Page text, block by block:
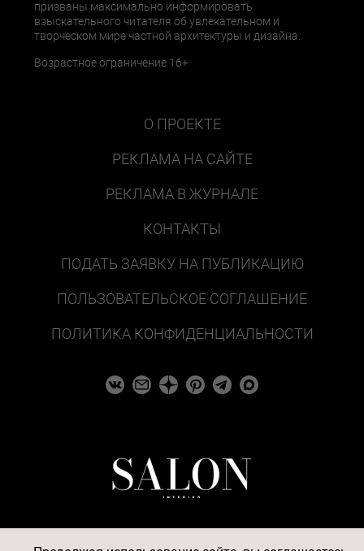
призваны максимально информировать
взыскательного читателя об увлекательном и
творческом мире частной архитектуры и дизайна.
Возрастное ограничение 16+
О ПРОЕКТЕ
РЕКЛАМА НА САЙТЕ
РЕКЛАМА В ЖУРНАЛЕ
КОНТАКТЫ
ПОДАТЬ ЗАЯВКУ НА ПУБЛИКАЦИЮ
ПОЛЬЗОВАТЕЛЬСКОЕ СОГЛАШЕНИЕ
ПОЛИТИКА КОНФИДЕНЦИАЛЬНОСТИ